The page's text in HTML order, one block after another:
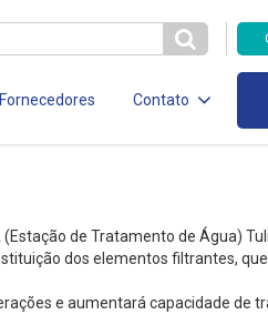
Fornecedores Contato
de Tratamento de Água)
dos elementos filtrantes,
e aumentará capacidade de